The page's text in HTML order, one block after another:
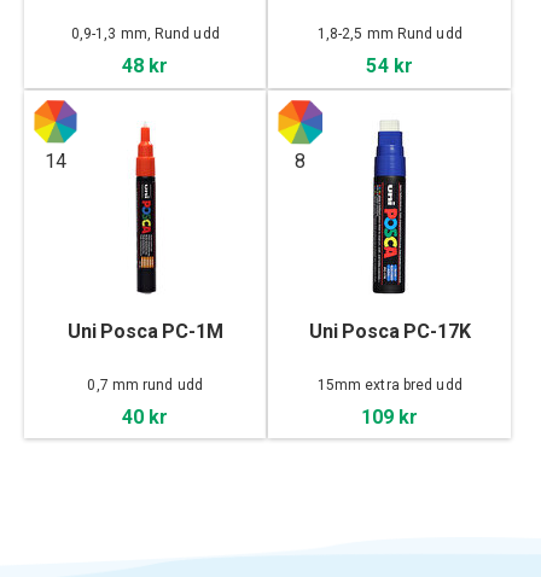
0,9-1,3 mm, Rund udd
48 kr
1,8-2,5 mm Rund udd
54 kr
14
Uni Posca PC-1M
0,7 mm rund udd
40 kr
8
Uni Posca PC-17K
15mm extra bred udd
109 kr